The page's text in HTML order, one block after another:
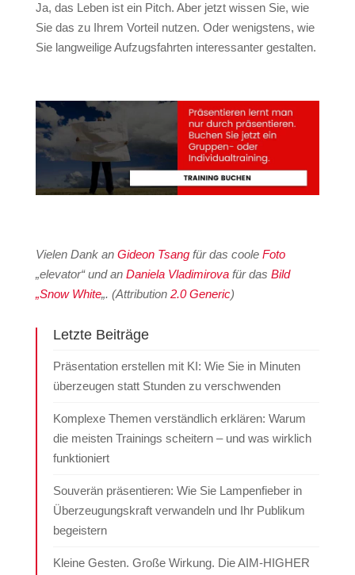
Ja, das Leben ist ein Pitch. Aber jetzt wissen Sie, wie
Sie das zu Ihrem Vorteil nutzen. Oder wenigstens, wie
Sie langweilige Aufzugsfahrten interessanter gestalten.
Vielen Dank an Gideon Tsangfür das coole Foto
„elevator“ und an Daniela Vladimirovafür das Bild
„Snow White„. (Attribution 2.0 Generic)
Letzte Beiträge
Präsentation erstellen mit KI: Wie Sie in Minuten
überzeugen statt Stunden zu verschwenden
Komplexe Themen verständlich erklären: Warum
die meisten Trainings scheitern – und was wirklich
funktioniert
Souverän präsentieren: Wie Sie Lampenfieber in
Überzeugungskraft verwandeln und Ihr Publikum
begeistern
Kleine Gesten. Große Wirkung. Die AIM-HIGHER